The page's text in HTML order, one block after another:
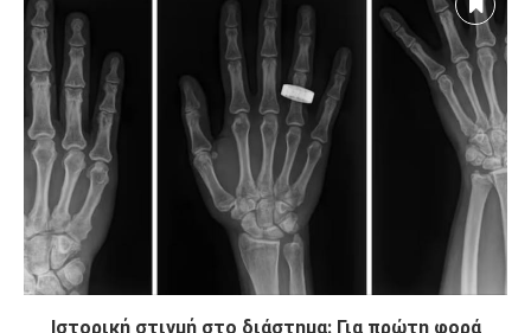
Ιστορική στιγμή στο διάστημα: Για πρώτη φορά